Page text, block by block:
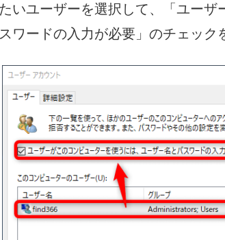
いユーザーを選択して、「ユーザ
ワードの入力が必要」のチェック